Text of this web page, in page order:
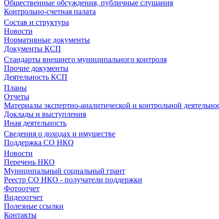
Общественные обсуждения, публичные слушания
Контрольно-счетная палата
Состав и структура
Новости
Нормативные документы
Документы КСП
Стандарты внешнего муниципального контроля
Прочие документы
Деятельность КСП
Планы
Отчеты
Материалы экспертно-аналитической и контрольной
Доклады и выступления
Иная деятельность
Сведения о доходах и имуществе
Поддержка СО НКО
Новости
Перечень НКО
Муниципальный социальный грант
Реестр СО НКО - получатели поддержки
Фотоотчет
Видеоотчет
Полезные ссылки
Контакты